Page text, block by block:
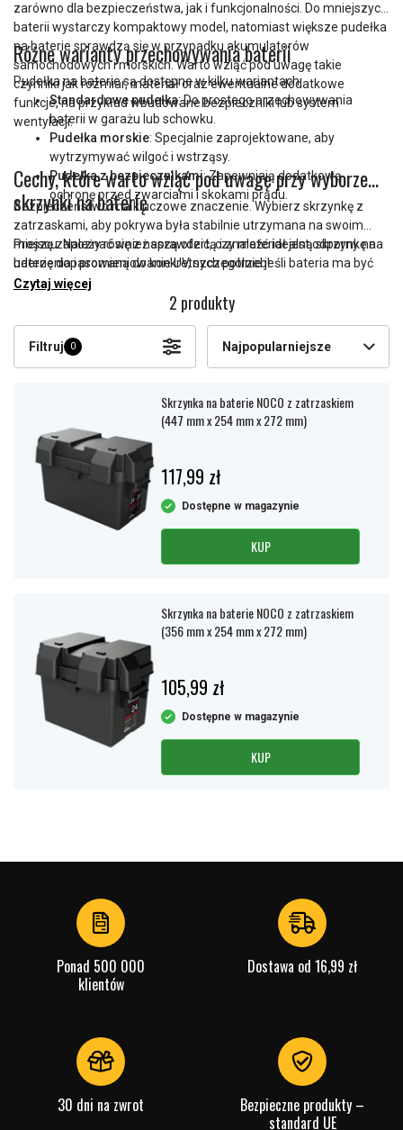
zarówno dla bezpieczeństwa, jak i funkcjonalności. Do mniejszych
baterii wystarczy kompaktowy model, natomiast większe pudełka
na baterie sprawdzą się w przypadku akumulatorów
samochodowych i morskich. Warto wziąć pod uwagę takie
czynniki jak rozmiar, materiał oraz ewentualne dodatkowe
funkcje, na przykład wbudowane bezpieczniki lub system
wentylacji.
Różne warianty przechowywania baterii
Pudełka na baterie są dostępne w kilku wariantach:
Standardowe pudełka: Do prostego przechowywania
baterii w garażu lub schowku.
Pudełka morskie: Specjalnie zaprojektowane, aby
wytrzymywać wilgoć i wstrząsy.
Pudełka z bezpiecznikami: Zapewniają dodatkową
ochronę przed zwarciami i skokami prądu.
Cechy, które warto wziąć pod uwagę przy wyborze
skrzynki na baterię
Bezpieczeństwo ma kluczowe znaczenie. Wybierz skrzynkę z
zatrzaskami, aby pokrywa była stabilnie utrzymana na swoim
miejscu. Należy również sprawdzić, czy materiał jest odporny na
uderzenia i promieniowanie UV, szczególnie jeśli bateria ma być
używana na zewnątrz. Wentylacja jest ważna, aby w bezpieczny
Proszę zapoznać się z naszą ofertą i znaleźć idealną skrzynkę na
baterię dopasowaną do konkretnych potrzeb!
Czytaj więcej
2 produkty
Filtruj 0 Najpopularniejsze
Skrzynka na baterie NOCO z zatrzaskiem
(447 mm x 254 mm x 272 mm)
117,99 zł
Dostępne w magazynie
KUP
Skrzynka na baterie NOCO z zatrzaskiem
(356 mm x 254 mm x 272 mm)
105,99 zł
Dostępne w magazynie
KUP
Ponad 500 000
klientów
Dostawa od 16,99 zł
30 dni na zwrot
Bezpieczne produkty –
standard UE